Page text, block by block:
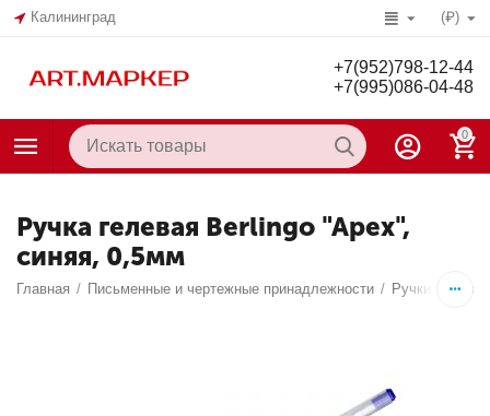
Калининград (₽)
+7(952)798-12-44
+7(995)086-04-48
0
Ручка гелевая Berlingo "Apex",
синяя, 0,5мм
Главная / Письменные и чертежные принадлежности / Ручки